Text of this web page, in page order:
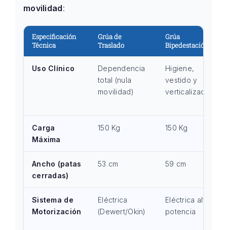
movilidad:
Especificación
Técnica
Grúa de
Traslado
Grúa
Bipedestación
Uso Clínico
Dependencia
total (nula
movilidad)
Higiene,
vestido y
verticalización
Carga
Máxima
150 Kg 150 Kg
Ancho (patas
cerradas)
53 cm 59 cm
Sistema de
Motorización
Eléctrica
(Dewert/Okin)
Eléctrica alta
potencia